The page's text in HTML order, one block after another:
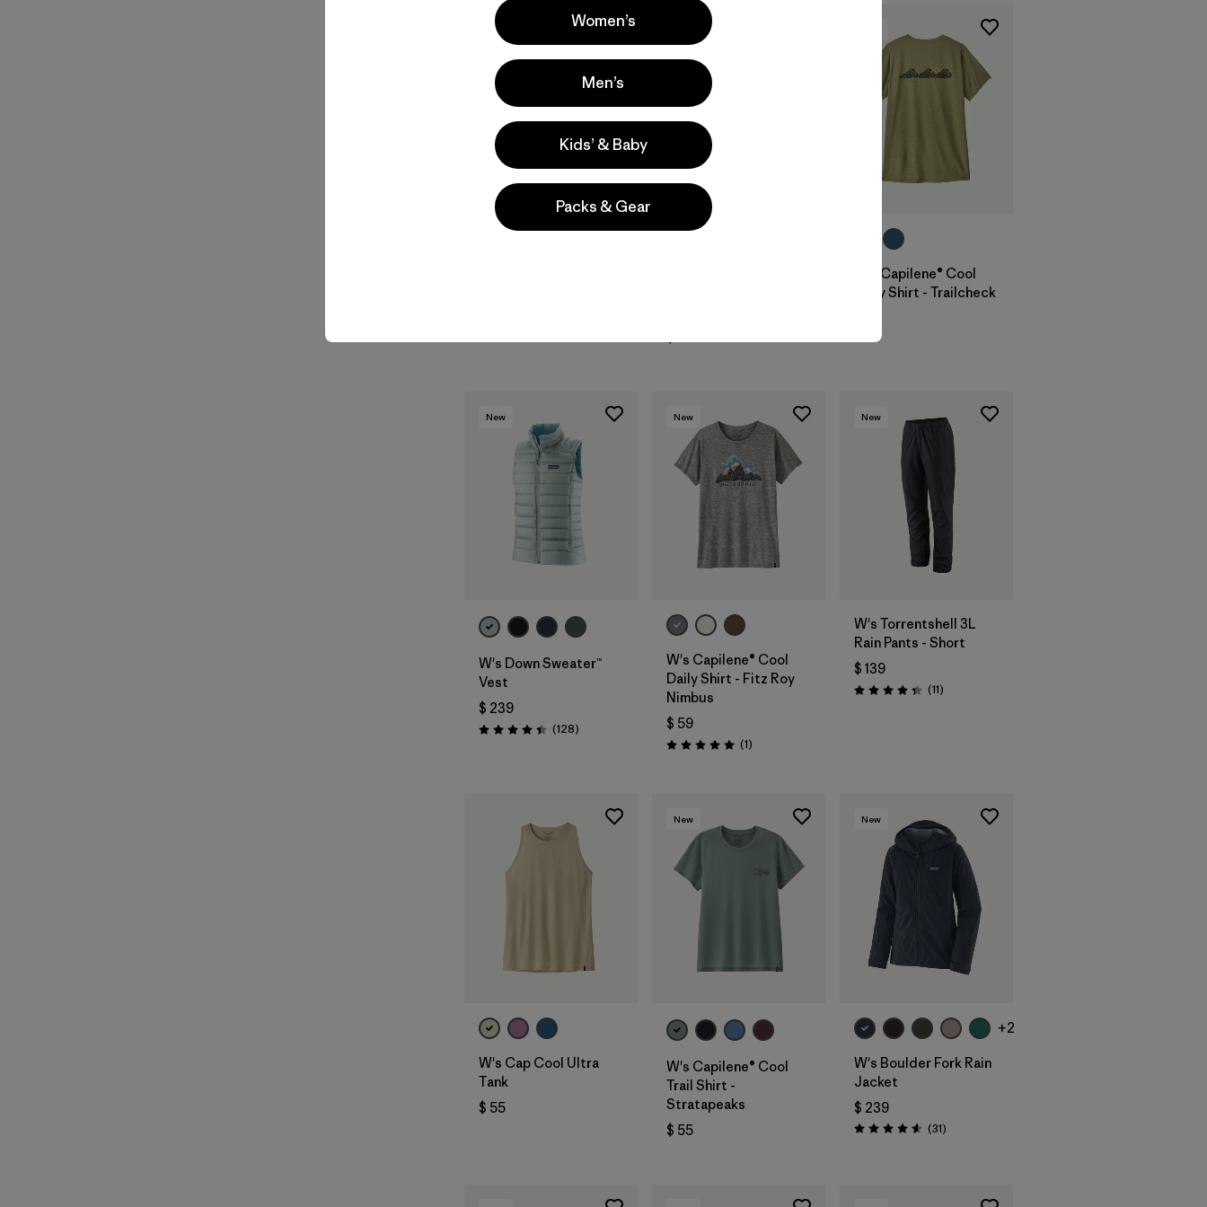
40
W's Capilene® Cool
Daily Shirt - Trailcheck
New
W's Down Sweater™
Vest
$ 239
Valoración: 4.4 / 5
(128Comentarios
)
New
W's Capilene® Cool
Daily Shirt - Fitz Roy
Nimbus
$ 59
Valoración: 5.0 / 5
(1Comentarios
)
New
W's Torrentshell 3L
Rain Pants - Short
$ 139
Valoración: 4.4 / 5
(11Comentarios
)
W's Cap Cool Ultra
Tank
$ 55
New
W's Capilene® Cool
Trail Shirt -
Stratapeaks
$ 55
New
+2
W's Boulder Fork Rain
Jacket
$ 239
Valoración: 4.5 / 5
(31Comentarios
)
Women’s
Men’s
Kids’ & Baby
Packs & Gear